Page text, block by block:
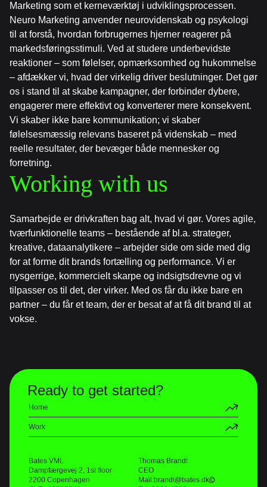
Marketing som et kerneværktøj i udviklingsprocessen.
Neuro Marketing anvender neurovidenskab og psykologi
til at forstå, hvordan forbrugernes hjerner reagerer på
markedsføringsstimuli. Ved at studere underbevidste
reaktioner – som følelser, opmærksomhed og hukommelse
– afdækker vi, hvad der virkelig driver beslutninger. Det gør
os i stand til at skabe kampagner, der forbinder dybere,
engagerer mere effektivt og konverterer mere konsekvent.
Vi skaber ikke bare kommunikation; vi skaber
følelsesmæssig relevans baseret på videnskab – med
reelle resultater, der bevæger både mennesker og
forretning.
Working with us
Samarbejde er drivkraften bag alt, hvad vi gør. Vores agile,
tværfunktionelle teams – bestående af bl.a. strateger,
kreative, dataanalytikere – arbejder side om side med dig
for at forme dit brands fortælling og performance. Vi er
nysgerrige, kommercielt skarpe og indsigtsdrevne og vi
tilpasser os til det, der virker. Med os får du ikke bare en
partner – du får et team, der er besat af at få dit brand til at
vokse.
Ready to get started?
Home
Work
Bates VML
Dampfærgevej 2, 1st floor
2200 Copenhagen
Thomas Brandt
CEO
Mail:brandt@bates.dk